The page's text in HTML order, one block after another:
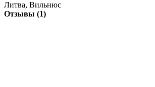
Литва, Вильнюс
Отзывы (1)